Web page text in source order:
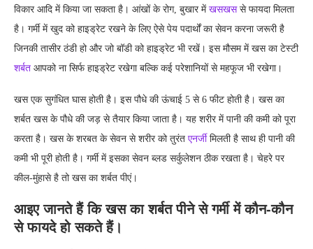
विकार आदि में किया जा सकता है। आंखों के रोग, बुखार में खसखससे फायदा मिलता
है। गर्मी में खुद को हाइड्रेट रखने के लिए ऐसे पेय पदार्थों का सेवन करना जरूरी है
जिनकी तासीर ठंडी हो और जो बॉडी को हाइड्रेट भी रखें। इस मौसम में खस का टेस्टी
शर्बत आपको ना सिर्फ हाइड्रेट रखेगा बल्कि कई परेशानियों से महफूज भी रखेगा।
खस एक सुगंधित घास होती है। इस पौधे की ऊंचाई 5 से 6 फीट होती है। खस का
शर्बत खस के पौधे की जड़ से तैयार किया जाता है। यह शरीर में पानी की कमी को पूरा
करता है। खस के शरबत के सेवन से शरीर को तुरंत एनर्जीमिलती है साथ ही पानी की
कमी भी पूरी होती है। गर्मी में इसका सेवन ब्लड सर्कुलेशन ठीक रखता है। चेहरे पर
कील-मुंहासे है तो खस का शर्बत पीएं।
आइए जानते हैं कि खस का शर्बत पीने से गर्मी में कौन-कौन
से फायदे हो सकते हैं।